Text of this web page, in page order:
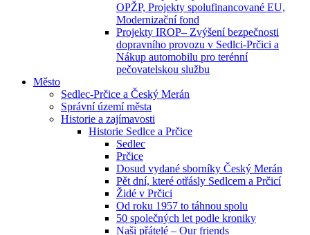
OPŽP, Projekty spolufinancované EU,
Modernizační fond
Projekty IROP– Zvýšení bezpečnosti
dopravního provozu v Sedlci-Prčici a
Nákup automobilu pro terénní
pečovatelskou službu
Město
Sedlec-Prčice a Český Merán
Správní území města
Historie a zajímavosti
Historie Sedlce a Prčice
Sedlec
Prčice
Dosud vydané sborníky Český Merán
Pět dní, které otřásly Sedlcem a Prčicí
Židé v Prčici
Od roku 1957 to táhnou spolu
50 společných let podle kroniky
Naši přátelé – Our friends